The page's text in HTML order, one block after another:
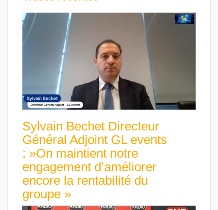
Sylvain Bechet Directeur
Général Adjoint GL events
: »On maintient notre
engagement d’améliorer
encore la rentabilité du
groupe »